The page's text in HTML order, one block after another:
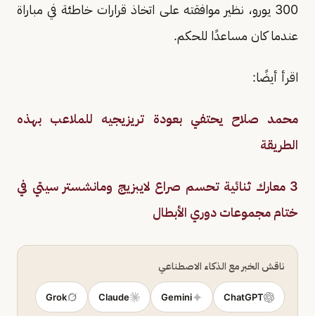
300 يورو، نظير موافقته على اتخاذ قرارات خاطئة في مباراة
عندما كان مساعدًا للحكم.
اقرأ أيضًا:
محمد صلاح يحتفي بعودة تريزيجيه للملاعب بهذه
الطريقة
3 معارك ثنائية تحسم صراع لايبزيج ومانشستر سيتي في
ختام مجموعات دوري الأبطال
ناقش الخبر مع الذكاء الاصطناعي
ChatGPT
Gemini
Claude
Grok